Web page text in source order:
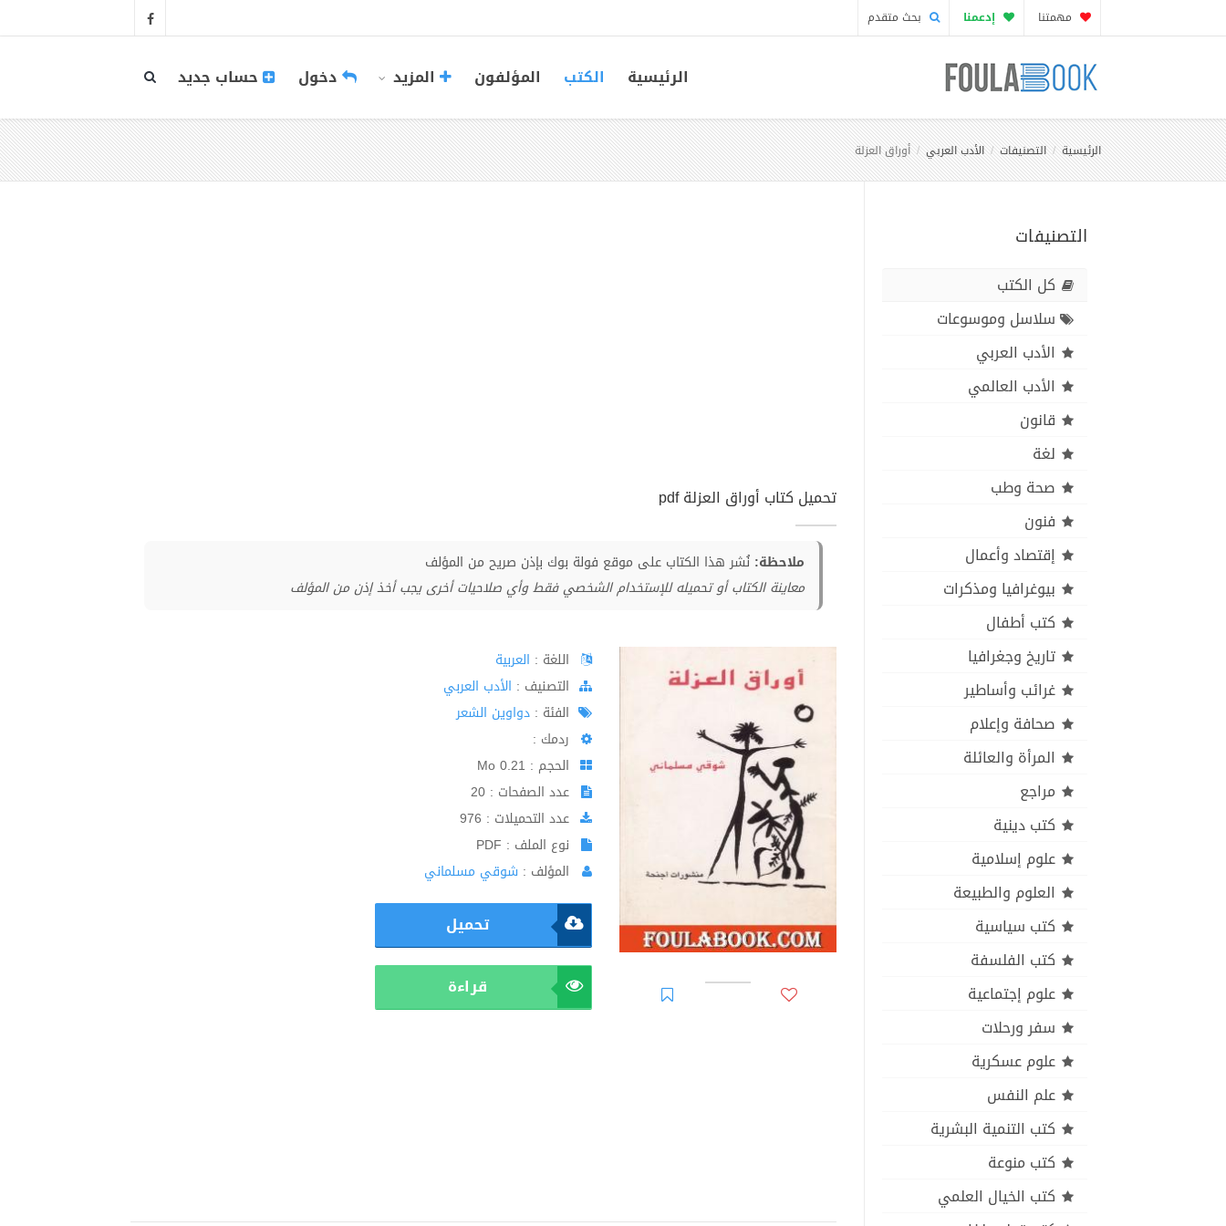
مهمتنا إدعمنا بحث متقدم
الرئيسية الكتب المؤلفون المزيد دخول حساب جديد
الرئيسية التصنيفات الأدب العربي أوراق العزلة
التصنيفات
كل الكتب
سلاسل وموسوعات
الأدب العربي
الأدب العالمي
قانون
لغة
صحة وطب
فنون
إقتصاد وأعمال
بيوغرافيا ومذكرات
كتب أطفال
تاريخ وجغرافيا
غرائب وأساطير
صحافة وإعلام
المرأة والعائلة
مراجع
كتب دينية
علوم إسلامية
العلوم والطبيعة
كتب سياسية
كتب الفلسفة
علوم إجتماعية
سفر ورحلات
علوم عسكرية
علم النفس
كتب التنمية البشرية
كتب منوعة
كتب الخيال العلمي
تحميل كتاب أوراق العزلة pdf
ملاحظة: نُشر هذا الكتاب على موقع فولة بوك بإذن صريح من المؤلف
معاينة الكتاب أو تحميله للإستخدام الشخصي فقط وأي صلاحيات أخرى يجب أخذ إذن من المؤلف
اللغة : العربية
اﻟﺘﺼﻨﻴﻒ : الأدب العربي
الفئة : دواوين الشعر
ردمك :
الحجم : 0.21 Mo
عدد الصفحات : 20
عدد التحميلات : 976
نوع الملف : PDF
المؤلف : شوقي مسلماني
تحميل
قراءة